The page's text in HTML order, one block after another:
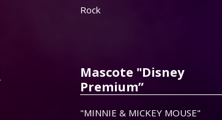
Rock
Mascote "Disney
Premium”
"MINNIE & MICKEY MOUSE"